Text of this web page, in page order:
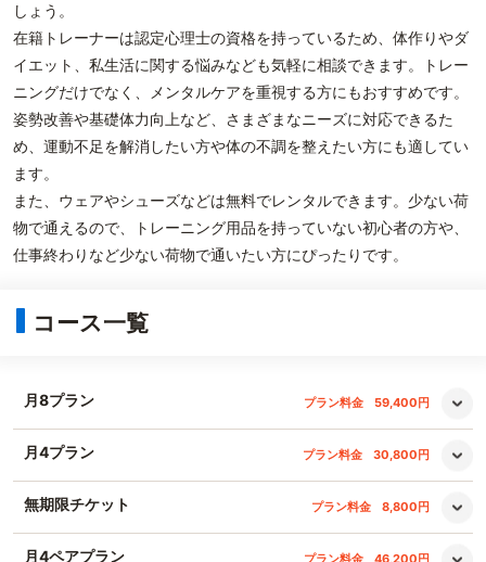
しょう。
在籍トレーナーは認定心理士の資格を持っているため、体作りやダ
イエット、私生活に関する悩みなども気軽に相談できます。トレー
ニングだけでなく、メンタルケアを重視する方にもおすすめです。
姿勢改善や基礎体力向上など、さまざまなニーズに対応できるた
め、運動不足を解消したい方や体の不調を整えたい方にも適してい
ます。
また、ウェアやシューズなどは無料でレンタルできます。少ない荷
物で通えるので、トレーニング用品を持っていない初心者の方や、
仕事終わりなど少ない荷物で通いたい方にぴったりです。
コース一覧
月8プラン プラン料金 59,400円
月4プラン プラン料金 30,800円
無期限チケット プラン料金 8,800円
月4ペアプラン プラン料金 46,200円